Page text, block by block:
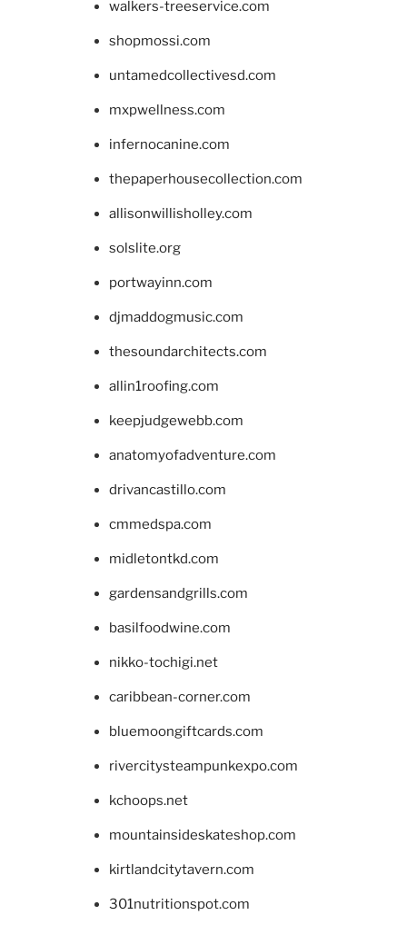
walkers-treeservice.com
shopmossi.com
untamedcollectivesd.com
mxpwellness.com
infernocanine.com
thepaperhousecollection.com
allisonwillisholley.com
solslite.org
portwayinn.com
djmaddogmusic.com
thesoundarchitects.com
allin1roofing.com
keepjudgewebb.com
anatomyofadventure.com
drivancastillo.com
cmmedspa.com
midletontkd.com
gardensandgrills.com
basilfoodwine.com
nikko-tochigi.net
caribbean-corner.com
bluemoongiftcards.com
rivercitysteampunkexpo.com
kchoops.net
mountainsideskateshop.com
kirtlandcitytavern.com
301nutritionspot.com